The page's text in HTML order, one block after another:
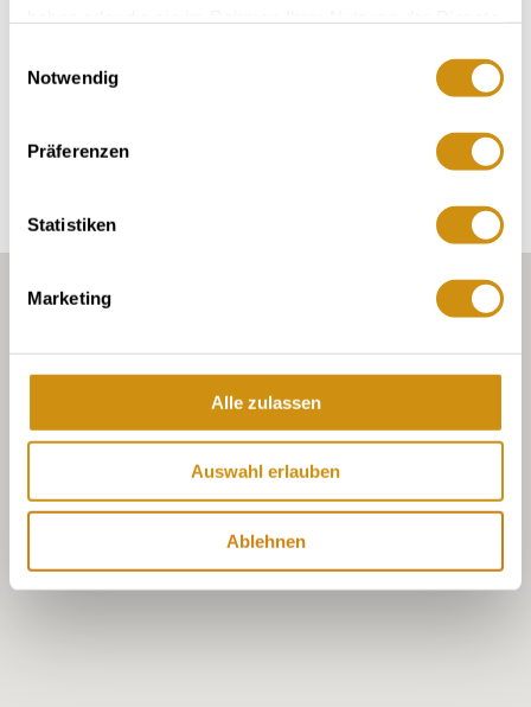
Notwendig
Präferenzen
Statistiken
Marketing
Alle zulassen
Auswahl erlauben
Ablehnen